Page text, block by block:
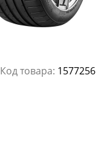
Код товара: 1577256